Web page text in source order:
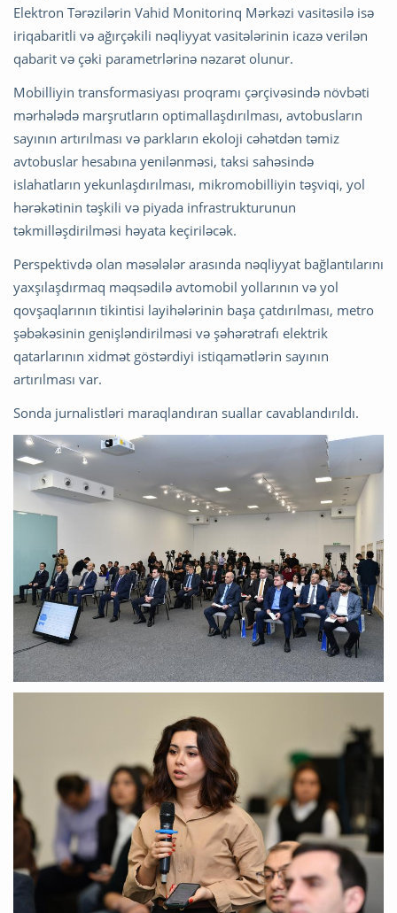
Elektron Tərəzilərin Vahid Monitorinq Mərkəzi vasitəsilə isə
iriqabaritli və ağırçəkili nəqliyyat vasitələrinin icazə verilən
qabarit və çəki parametrlərinə nəzarət olunur.
Mobilliyin transformasiyası proqramı çərçivəsində növbəti
mərhələdə marşrutların optimallaşdırılması, avtobusların
sayının artırılması və parkların ekoloji cəhətdən təmiz
avtobuslar hesabına yenilənməsi, taksi sahəsində
islahatların yekunlaşdırılması, mikromobilliyin təşviqi, yol
hərəkətinin təşkili və piyada infrastrukturunun
təkmilləşdirilməsi həyata keçiriləcək.
Perspektivdə olan məsələlər arasında nəqliyyat bağlantılarını
yaxşılaşdırmaq məqsədilə avtomobil yollarının və yol
qovşaqlarının tikintisi layihələrinin başa çatdırılması, metro
şəbəkəsinin genişləndirilməsi və şəhərətrafı elektrik
qatarlarının xidmət göstərdiyi istiqamətlərin sayının
artırılması var.
Sonda jurnalistləri maraqlandıran suallar cavablandırıldı.